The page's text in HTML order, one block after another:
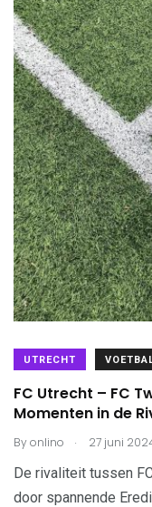
UTRECHT
FC Utrecht – FC
Momenten in de
Byonlino . 27 juni
De rivaliteit tussen
door spannende